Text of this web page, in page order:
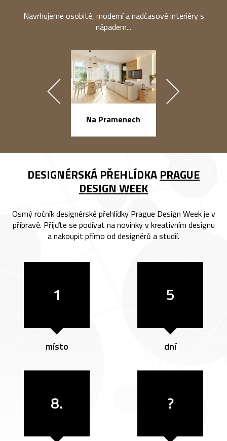
Navrhujeme osobité, moderní a nadčasové interiéry s
nápadem...
Na Pramenech
DESIGNÉRSKÁ PŘEHLÍDKA PRAGUE
DESIGN WEEK
Osmý ročník designérské přehlídky Prague Design Week je v
přípravě. Přijďte se podívat na novinky v kreativním designu
a nakoupit přímo od designérů a studií.
1
místo
5
dní
8. ?